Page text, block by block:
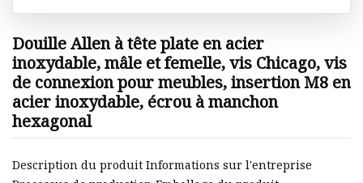
Douille Allen à tête plate en acier
inoxydable, mâle et femelle, vis Chicago, vis
de connexion pour meubles, insertion M8 en
acier inoxydable, écrou à manchon
hexagonal
Description du produit Informations sur l'entreprise